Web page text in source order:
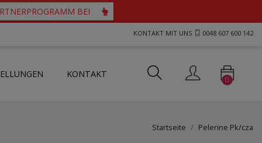
BEI
KONTAKT MIT UNS 0048 607 600 142
KONTAKT
0
Startseite Pelerine Pk/cza